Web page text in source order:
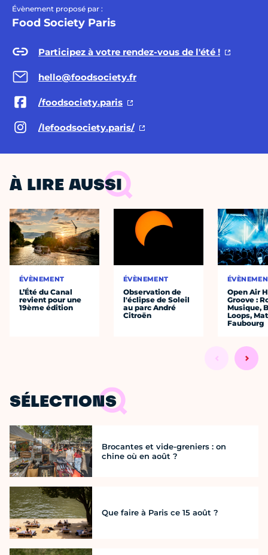
Évènement proposé par :
Food Society Paris
Participez à votre rendez-vous de l'été !
hello@foodsociety.fr
/foodsociety.paris
/lefoodsociety.paris/
À LIRE AUSSI
ÉVÈNEMENT
L’Été du Canal
revient pour une
19ème édition
ÉVÈNEMENT
Observation de
l'éclipse de Soleil
au parc André
Citroën
Open Air
Groove :
Musique,
Loops,
Faubourg
SÉLECTIONS
Brocantes et vide-greniers : on
chine où en août ?
Que faire à Paris ce 15 août ?